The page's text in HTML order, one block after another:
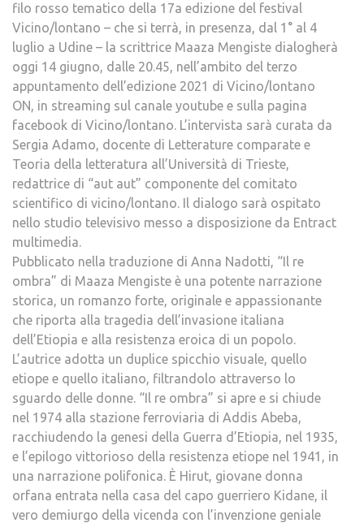
filo rosso tematico della 17a edizione del festival
Vicino/lontano – che si terrà, in presenza, dal 1° al 4
luglio a Udine – la scrittrice Maaza Mengiste dialogherà
oggi 14 giugno, dalle 20.45, nell’ambito del terzo
appuntamento dell’edizione 2021 di Vicino/lontano
ON, in streaming sul canale youtube e sulla pagina
facebook di Vicino/lontano. L’intervista sarà curata da
Sergia Adamo, docente di Letterature comparate e
Teoria della letteratura all’Università di Trieste,
redattrice di “aut aut” componente del comitato
scientifico di vicino/lontano. Il dialogo sarà ospitato
nello studio televisivo messo a disposizione da Entract
multimedia.
Pubblicato nella traduzione di Anna Nadotti, “Il re
ombra” di Maaza Mengiste è una potente narrazione
storica, un romanzo forte, originale e appassionante
che riporta alla tragedia dell’invasione italiana
dell’Etiopia e alla resistenza eroica di un popolo.
L’autrice adotta un duplice spicchio visuale, quello
etiope e quello italiano, filtrandolo attraverso lo
sguardo delle donne. “Il re ombra” si apre e si chiude
nel 1974 alla stazione ferroviaria di Addis Abeba,
racchiudendo la genesi della Guerra d’Etiopia, nel 1935,
e l’epilogo vittorioso della resistenza etiope nel 1941, in
una narrazione polifonica. È Hirut, giovane donna
orfana entrata nella casa del capo guerriero Kidane, il
vero demiurgo della vicenda con l’invenzione geniale